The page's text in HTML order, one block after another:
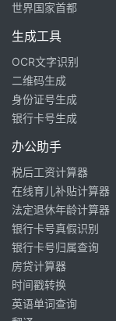
世界国家首都
生成工具
OCR文字识别
二维码生成
身份证号生成
银行卡号生成
办公助手
税后工资计算器
在线育儿补贴计算器
法定退休年龄计算器
银行卡号真假识别
银行卡号归属查询
房贷计算器
时间戳转换
英语单词查询